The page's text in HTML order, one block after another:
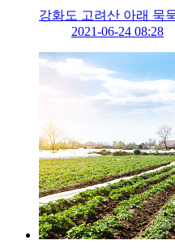
강화도 고려산 아래 묵
2021-06-24 08:28